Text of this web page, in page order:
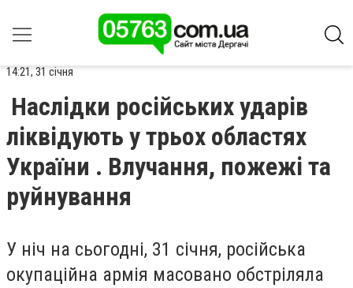
14:21, 31 січня
Наслідки російських ударів
ліквідують у трьох областях
України . Влучання, пожежі та
руйнування
У ніч на сьогодні, 31 січня, російська
окупаційна армія масовано обстріляла